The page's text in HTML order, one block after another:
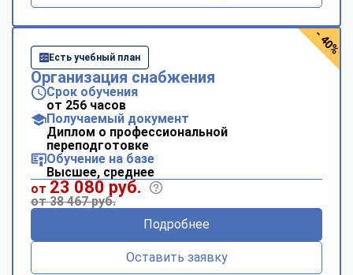
Есть учебный план
Организация снабжения
Срок обучения
от 256 часов
Получаемый документ
Диплом о профессиональной
переподготовке
Обучение на базе
Высшее, среднее
от 23 080 руб.
от 38 467 руб.
Подробнее
Оставить заявку
- 40%